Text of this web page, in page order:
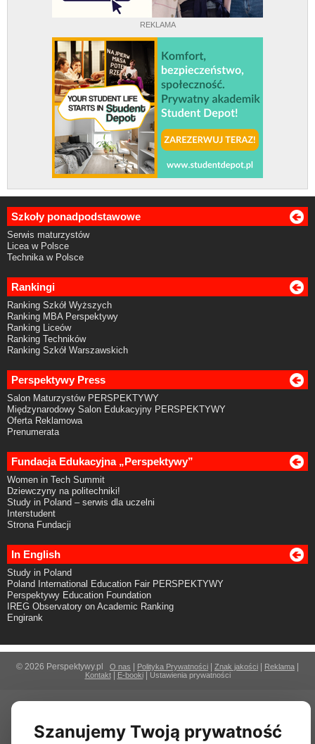
REKLAMA
Szkoły ponadpodstawowe
Serwis maturzystów
Licea w Polsce
Technika w Polsce
Rankingi
Ranking Szkół Wyższych
Ranking MBA Perspektywy
Ranking Liceów
Ranking Techników
Ranking Szkół Warszawskich
Perspektywy Press
Salon Maturzystów PERSPEKTYWY
Międzynarodowy Salon Edukacyjny PERSPEKTYWY
Oferta Reklamowa
Prenumerata
Fundacja Edukacyjna „Perspektywy”
Women in Tech Summit
Dziewczyny na politechniki!
Study in Poland – serwis dla uczelni
Interstudent
Strona Fundacji
In English
Study in Poland
Poland International Education Fair PERSPEKTYWY
Perspektywy Education Foundation
IREG Observatory on Academic Ranking
Engirank
© 2026 Perspektywy.pl O nas Polityka Prywatności Znak jakości Reklama
Kontakt| E-booki| Ustawienia prywatności
Szanujemy Twoją prywatność